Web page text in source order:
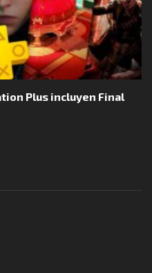
Plus incluyen Final